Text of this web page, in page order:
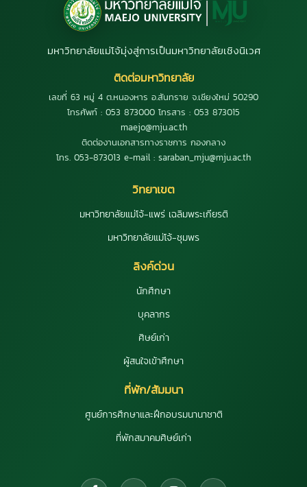
มหาวิทยาลัยแม่โจ้มุ่งสู่การเป็นมหาวิทยาลัยเชิงนิเวศ
ติดต่อมหาวิทยาลัย
เลขที่ 63 หมู่ 4 ต.หนองหาร อ.สันทราย จ.เชียงใหม่ 50290
โทรศัพท์ : 053 873000 โทรสาร : 053 873015
maejo@mju.ac.th
ติดต่องานเอกสารทางราชการ กองกลาง
โทร. 053-873013 e-mail : saraban_mju@mju.ac.th
วิทยาเขต
มหาวิทยาลัยแม่โจ้-แพร่ เฉลิมพระเกียรติ
มหาวิทยาลัยแม่โจ้-ชุมพร
ลิงค์ด่วน
นักศึกษา
บุคลากร
ศิษย์เก่า
ผู้สนใจเข้าศึกษา
ที่พัก/สัมมนา
ศูนย์การศึกษาและฝึกอบรมนานาชาติ
ที่พักสมาคมศิษย์เก่า